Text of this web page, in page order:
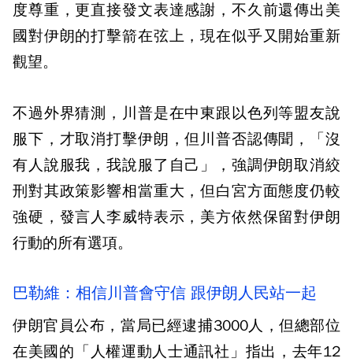
度尊重，更直接發文表達感謝，不久前還傳出美
國對伊朗的打擊箭在弦上，現在似乎又開始重新
觀望。
不過外界猜測，川普是在中東跟以色列等盟友說
服下，才取消打擊伊朗，但川普否認傳聞，「沒
有人說服我，我說服了自己」，強調伊朗取消絞
刑對其政策影響相當重大，但白宮方面態度仍較
強硬，發言人李威特表示，美方依然保留對伊朗
行動的所有選項。
巴勒維：相信川普會守信 跟伊朗人民站一起
伊朗官員公布，當局已經逮捕3000人，但總部位
在美國的「人權運動人士通訊社」指出，去年12